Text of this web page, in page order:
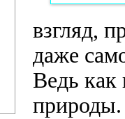
взгляд,
даже
Ведь как
природы.